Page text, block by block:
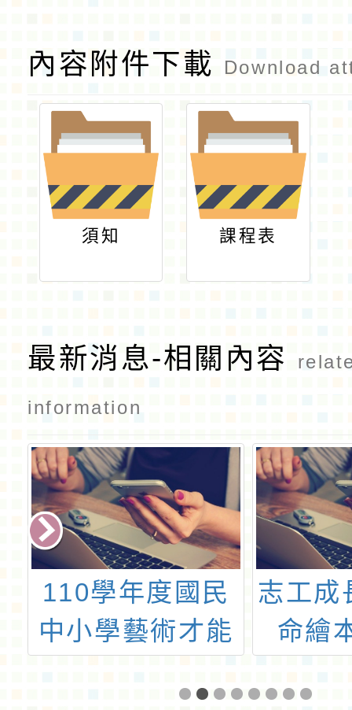
內容附件下載 Download
須知 課程表
最新消息-相關內容
information
110學年度國民
中小學藝術才能
志工成
命繪